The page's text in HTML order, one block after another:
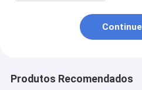
Continue
Produtos Recomendados